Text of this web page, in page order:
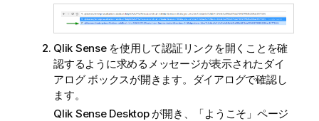
Qlik Senseを使用して認証リンクを開くことを確
認するように求めるメッセージが表示されたダイ
アログ ボックスが開きます。ダイアログで確認し
ます。
Qlik Sense Desktopが開き、「ようこそ」ページ